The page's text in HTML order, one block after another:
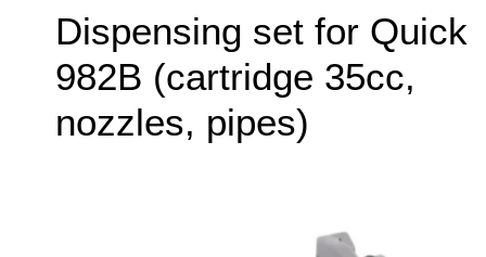
Dispensing set for Quick
982B (cartridge 35cc,
nozzles, pipes)